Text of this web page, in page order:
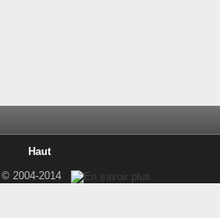
Haut
© 2004-2014